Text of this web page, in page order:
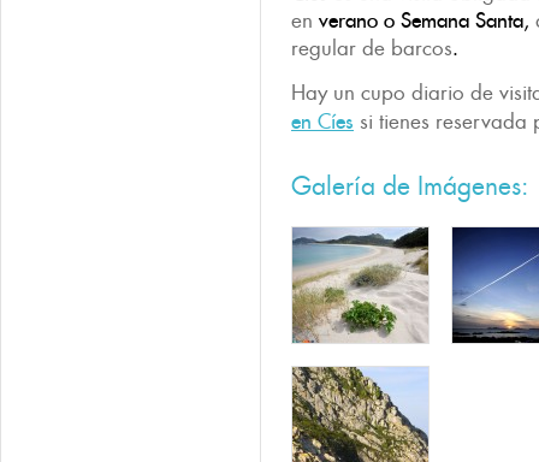
en verano o Semana Santa,
regular de barcos.
Hay un cupo diario de
en Cíes si tienes
Galería de Imágenes: